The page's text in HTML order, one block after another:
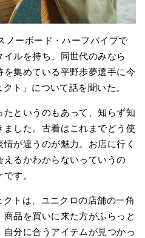
ノーボード・ハーフパイプで
ルを持ち、同世代のみなら
集めている平野歩夢選手に今
ト」について話を聞いた。
たというのもあって、知らず知
した。古着はこれまでどう使
が違うのが魅力。お店に行く
えるかわからないっていうの
す。
トは、ユニクロの店舗の一角
品を買いに来た方がふらっと
分に合うアイテムが見つかっ